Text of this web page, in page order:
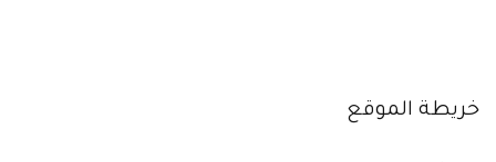
خريطة الموقع